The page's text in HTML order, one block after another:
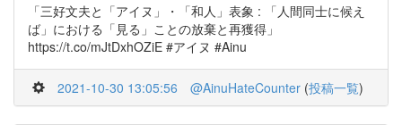
「三好文夫と「アイヌ」・「和人」表象 : 「人間同士に候え
ば」における「見る」ことの放棄と再獲得」
https://t.co/mJtDxhOZiE #アイヌ #Ainu
2021-10-30 13:05:56 @AinuHateCounter (投稿一覧)